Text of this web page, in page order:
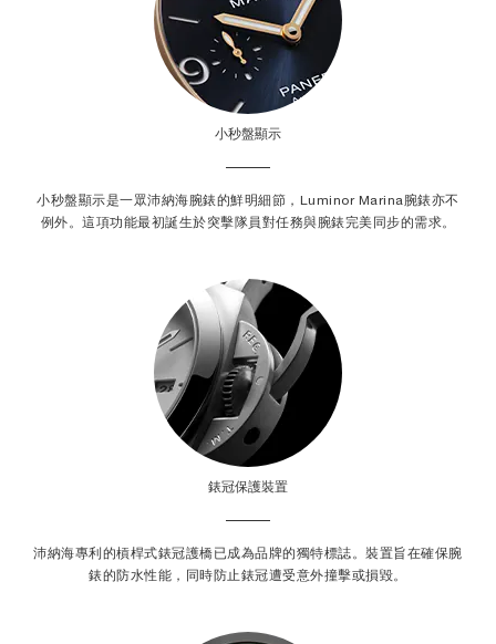
小秒盤顯示
小秒盤顯示是一眾沛納海腕錶的鮮明細節，Luminor Marina腕錶亦不
例外。這項功能最初誕生於突擊隊員對任務與腕錶完美同步的需求。
錶冠保護裝置
沛納海專利的槓桿式錶冠護橋已成為品牌的獨特標誌。裝置旨在確保腕
錶的防水性能，同時防止錶冠遭受意外撞擊或損毀。